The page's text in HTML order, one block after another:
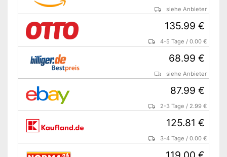
siehe Anbieter
135.99 €
4-5 Tage /0.00 €
68.99 €
siehe Anbieter
87.99 €
2-3 Tage / 2.99 €
125.81 €
3-4 Tage /0.00 €